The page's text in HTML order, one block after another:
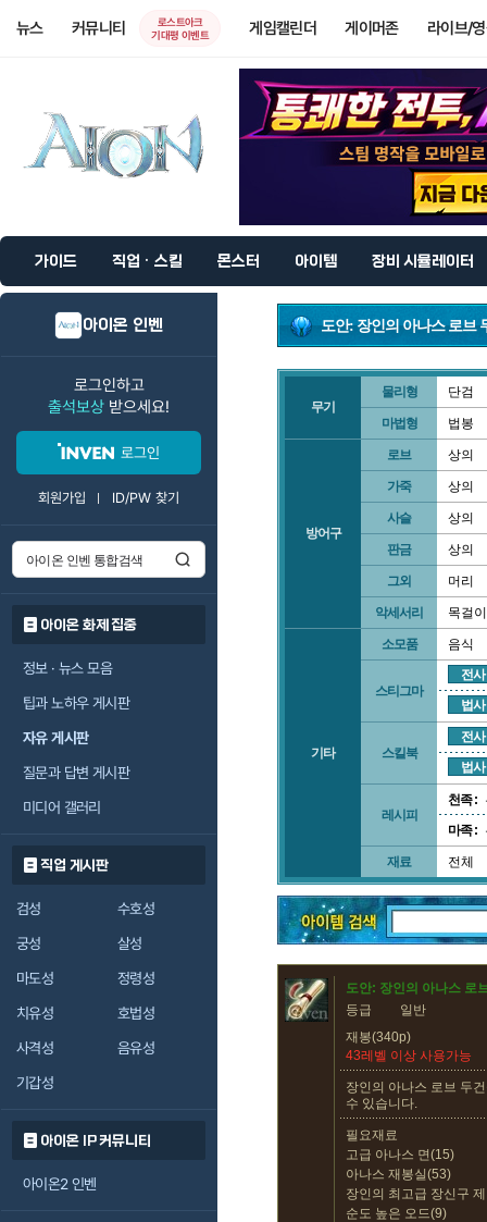
뉴스 커뮤니티
로스트아크
기대평 이벤트
게임캘린더 게이머존 라이브/
가이드 직업 · 스킬 몬스터 아이템 장비 시뮬레이터
아이온 인벤
로그인하고
출석보상 받으세요!
로그인
회원가입 ID/PW 찾기
아이온 화제 집중
정보 · 뉴스 모음
팁과 노하우 게시판
자유 게시판
질문과 답변 게시판
미디어 갤러리
직업 게시판
검성
수호성
궁성
살성
마도성
정령성
치유성
호법성
사격성
음유성
기갑성
아이온 IP 커뮤니티
아이온2 인벤
도안: 장인의 아나스 로브
무기
물리형 단검
마법형 법봉
방어구
로브 상의
가죽 상의
사슬 상의
판금 상의
그외 머리
악세서리 목걸이
기타
소모품 음식
스티그마
전사
법사
스킬북
전사
법사
레시피
천족 :
마족 :
재료 전체
도안: 장인의 아나스 로
등급
일반
재봉(340p)
43레벨 이상 사용가능
장인의 아나스 로브 두
수 있습니다.
필요재료
고급 아나스 면(15)
아나스 재봉실(53)
장인의 최고급 장신구
순도 높은 오드(9)